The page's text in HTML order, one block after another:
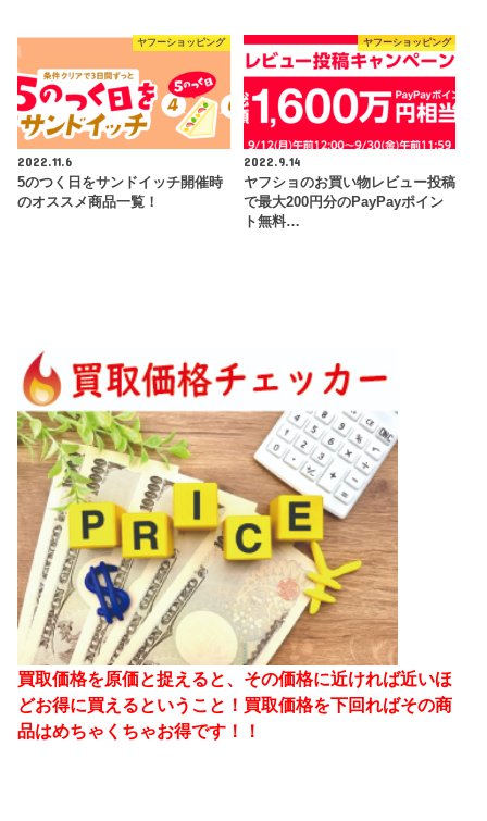
ヤフーショッピング
2022.11.6
5のつく日をサンドイッチ開催時
のオススメ商品一覧！
ヤフーショッピング
2022.9.14
ヤフショのお買い物レビュー投稿
で最大200円分のPayPayポイン
ト無料…
買取価格を原価と捉えると、その価格に近ければ近いほ
どお得に買えるということ！買取価格を下回ればその商
品はめちゃくちゃお得です！！